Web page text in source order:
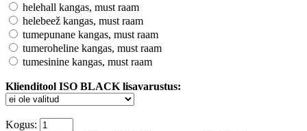
helehall kangas, must raam
helebeež kangas, must raam
tumepunane kangas, must raam
tumeroheline kangas, must raam
tumesinine kangas, must raam
Klienditool ISO BLACK lisavarustus:
Kogus: